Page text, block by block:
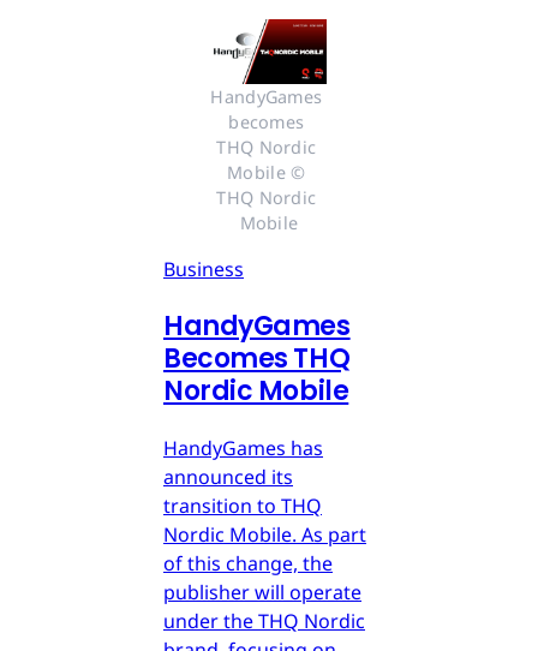
HandyGames
becomes
THQ Nordic
Mobile ©
THQ Nordic
Mobile
Business
HandyGames
Becomes THQ
Nordic Mobile
HandyGames has
announced its
transition to THQ
Nordic Mobile. As part
of this change, the
publisher will operate
under the THQ Nordic